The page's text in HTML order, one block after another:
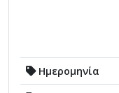
Ημερομηνία